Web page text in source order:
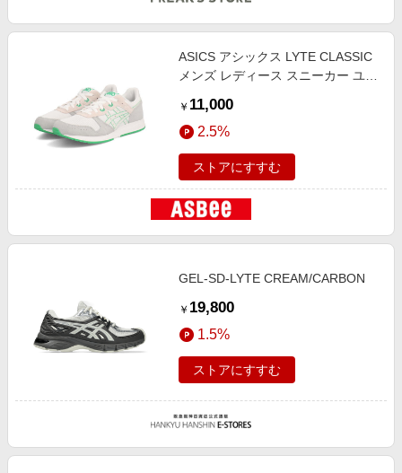
ASICS アシックス LYTE CLASSIC
メンズ レディース スニーカー ユニ
1202A306 112 ホワイト/グレイシ
ャーグレー ローカット
￥ 11,000
2.5%
ストアにすすむ
GEL-SD-LYTE CREAM/CARBON
￥ 19,800
1.5%
ストアにすすむ